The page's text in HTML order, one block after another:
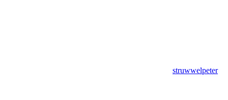
struwwelpeter